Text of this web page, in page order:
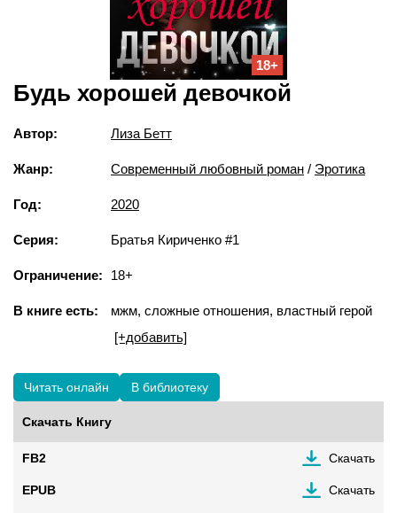
18+
Будь хорошей девочкой
Автор: Лиза Бетт
Жанр: Современный любовный роман / Эротика
Год: 2020
Серия: Братья Кириченко #1
Ограничение: 18+
В книге есть:
мжм, сложные отношения, властный герой
[+добавить]
Читать онлайн В библиотеку
Скачать Книгу
FB2 Скачать
EPUB Скачать